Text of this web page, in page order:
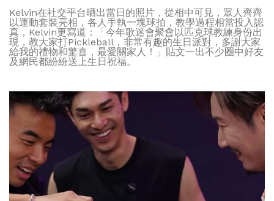
Kelvin在社交平台晒出當日的照片，從相中可見，眾人齊齊
以運動套裝亮相，各人手執一塊球拍，教學過程相當投入認
真，Kelvin更寫道：「今年歌迷會聚會以匹克球教練身份出
現，教大家打Pickleball，非常有趣的生日派對，多謝大家
給我的禮物和驚喜，最愛關家人！」貼文一出不少圈中好友
及網民都紛紛送上生日祝福。